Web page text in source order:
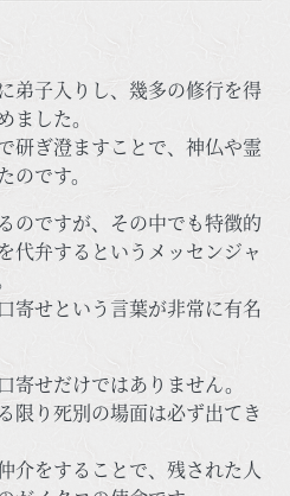
弟子入りし、幾多の修行を得
ました。
研ぎ澄ますことで、神仏や霊
です。
のですが、その中でも特徴的
代弁するというメッセンジャ
寄せという言葉が非常に有名
寄せだけではありません。
限り死別の場面は必ず出てき
介をすることで、残された人